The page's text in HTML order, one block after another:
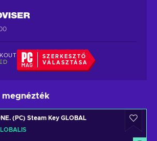
SZERKESZTŐ
VÁLASZTÁSA
(PC) Steam Key GLOBAL